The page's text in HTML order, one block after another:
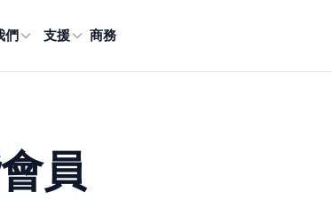
們 支援 商務
員